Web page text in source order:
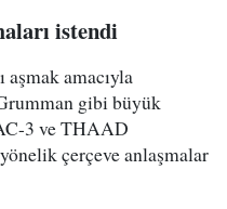
istendi
amacıyla
gibi büyük
3 ve THAAD
çerçeve anlaşmalar